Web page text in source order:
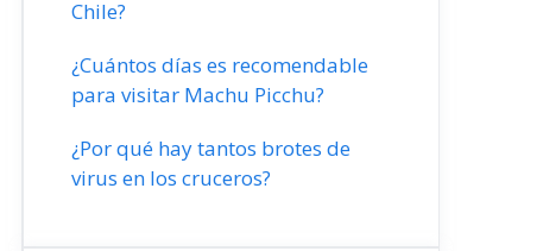
Chile?
¿Cuántos días es recomendable
para visitar Machu Picchu?
¿Por qué hay tantos brotes de
virus en los cruceros?